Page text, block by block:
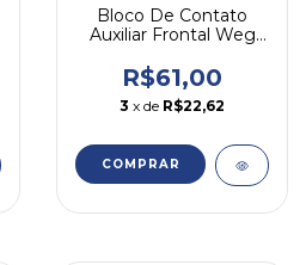
Bloco De Contato
Auxiliar Frontal Weg
R$61,00
3 x de R$22,62